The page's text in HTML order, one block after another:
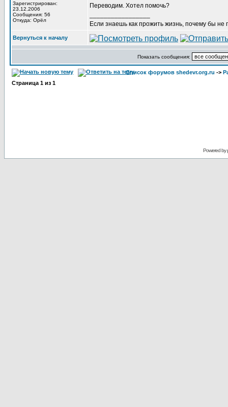
Зарегистрирован:
23.12.2006
Сообщения: 56
Откуда: Орёл
Переводим. Хотел помочь?
Если знаешь как прожить жизнь, почему бы не
Вернуться к началу
Показать сообщения:
Список форумов shedevr.org.ru ->
Страница 1 из 1
Powered by